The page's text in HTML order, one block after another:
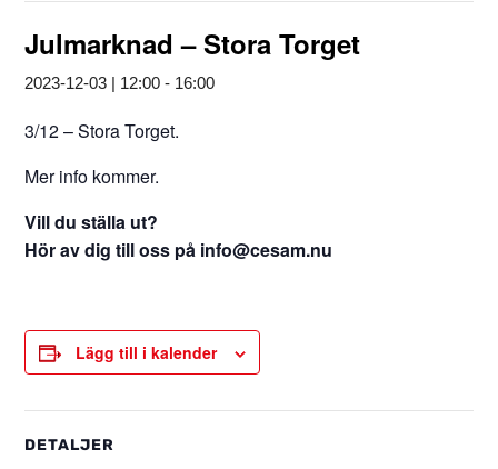
Julmarknad – Stora Torget
2023-12-03 | 12:00 - 16:00
3/12 – Stora Torget.
Mer info kommer.
Vill du ställa ut?
Hör av dig till oss på info@cesam.nu
Lägg till i kalender
DETALJER